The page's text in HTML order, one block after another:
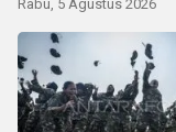
Rabu, 5 Agustus 2026